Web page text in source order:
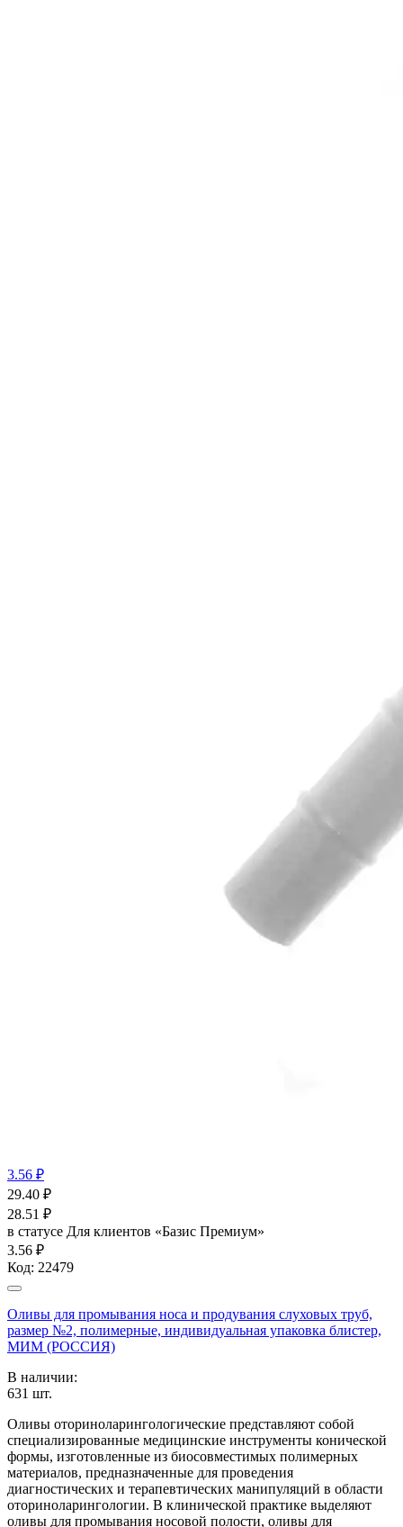
3.56 ₽
29.40 ₽
28.51 ₽
в статусе Для клиентов «Базис Премиум»
3.56 ₽
Код: 22479
Оливы для промывания носа и продувания слуховых труб,
размер №2, полимерные, индивидуальная упаковка блистер,
МИМ (РОССИЯ)
В наличии:
631 шт.
Оливы оториноларингологические представляют собой
специализированные медицинские инструменты конической
формы, изготовленные из биосовместимых полимерных
материалов, предназначенные для проведения
диагностических и терапевтических манипуляций в области
оториноларингологии. В клинической практике выделяют
оливы для промывания носовой полости, оливы для